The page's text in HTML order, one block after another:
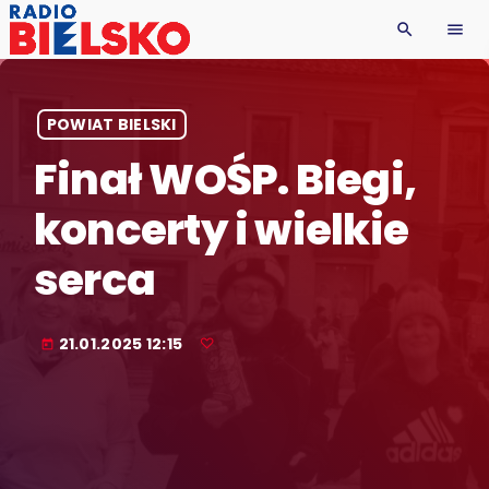
search menu
POWIAT BIELSKI
Finał WOŚP. Biegi,
koncerty i wielkie
serca
today 21.01.2025 12:15